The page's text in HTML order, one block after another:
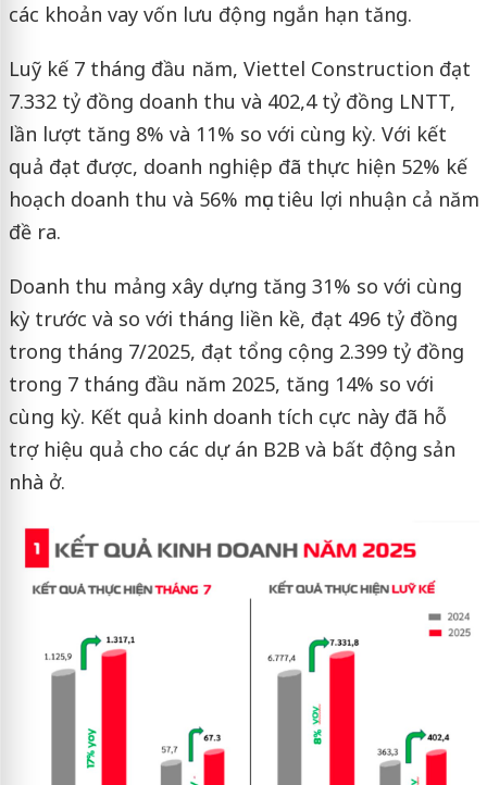
các khoản vay vốn lưu động ngắn hạn tăng.
Luỹ kế 7 tháng đầu năm, Viettel Construction đạt
7.332 tỷ đồng doanh thu và 402,4 tỷ đồng LNTT,
lần lượt tăng 8% và 11% so với cùng kỳ. Với kết
quả đạt được, doanh nghiệp đã thực hiện 52% kế
hoạch doanh thu và 56% mục tiêu lợi nhuận cả năm
đề ra.
Doanh thu mảng xây dựng tăng 31% so với cùng
kỳ trước và so với tháng liền kề, đạt 496 tỷ đồng
trong tháng 7/2025, đạt tổng cộng 2.399 tỷ đồng
trong 7 tháng đầu năm 2025, tăng 14% so với
cùng kỳ. Kết quả kinh doanh tích cực này đã hỗ
trợ hiệu quả cho các dự án B2B và bất động sản
nhà ở.